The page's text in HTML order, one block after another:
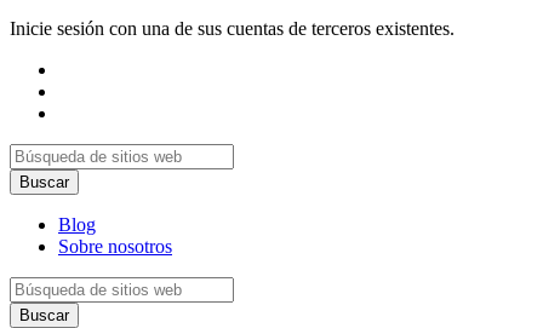
Inicie sesión con una de sus cuentas de terceros existentes.
Blog
Sobre nosotros